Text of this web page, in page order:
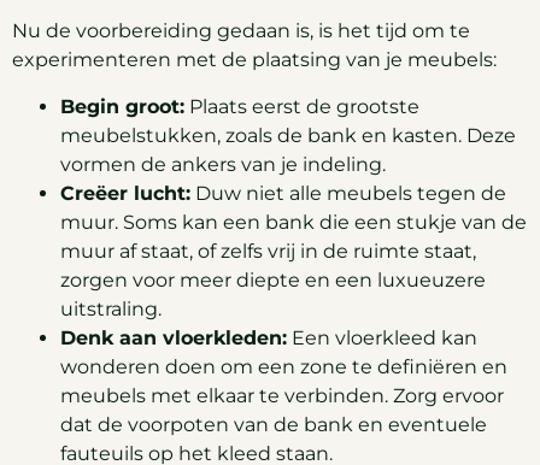
Nu de voorbereiding gedaan is, is het tijd om te
experimenteren met de plaatsing van je meubels:
Begin groot: Plaats eerst de grootste
meubelstukken, zoals de bank en kasten. Deze
vormen de ankers van je indeling.
Creëer lucht: Duw niet alle meubels tegen de
muur. Soms kan een bank die een stukje van de
muur af staat, of zelfs vrij in de ruimte staat,
zorgen voor meer diepte en een luxueuzere
uitstraling.
Denk aan vloerkleden: Een vloerkleed kan
wonderen doen om een zone te definiëren en
meubels met elkaar te verbinden. Zorg ervoor
dat de voorpoten van de bank en eventuele
fauteuils op het kleed staan.